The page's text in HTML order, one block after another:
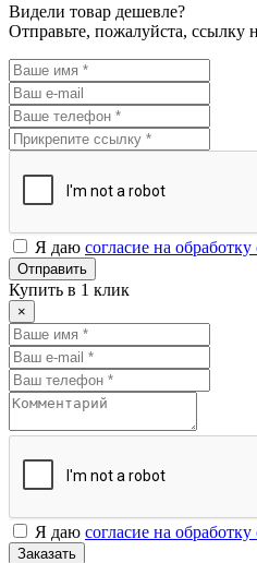
Видели товар дешевле?
Отправьте, пожалуйста, ссылку
Я даю согласие на
Отправить
Купить в 1 клик
×
Я даю согласие на
Заказать